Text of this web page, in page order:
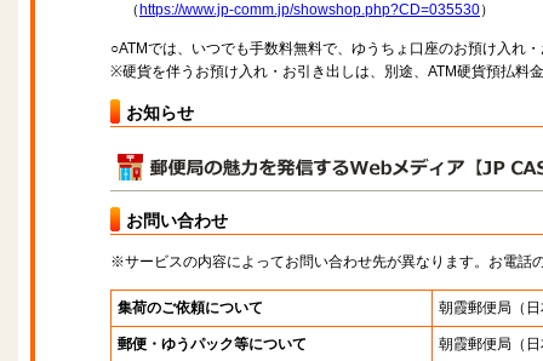
（ https://www.jp-comm.jp/showshop.php?CD=035530）
○ATMでは、いつでも手数料無料で、ゆうちょ口座のお預け入れ
※硬貨を伴うお預け入れ・お引き出しは、別途、ATM硬貨預払料
お知らせ
お問い合わせ
※サービスの内容によってお問い合わせ先が異なります。お電話
集荷のご依頼について 朝霞郵便局 （
郵便・ゆうパック等について 朝霞郵便局 （